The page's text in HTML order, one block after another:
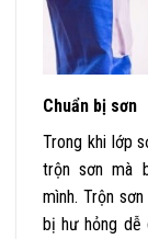
Chuẩn bị sơn
Trong khi lớp
trộn sơn mà
mình. Trộn
bị hư hỏng dễ